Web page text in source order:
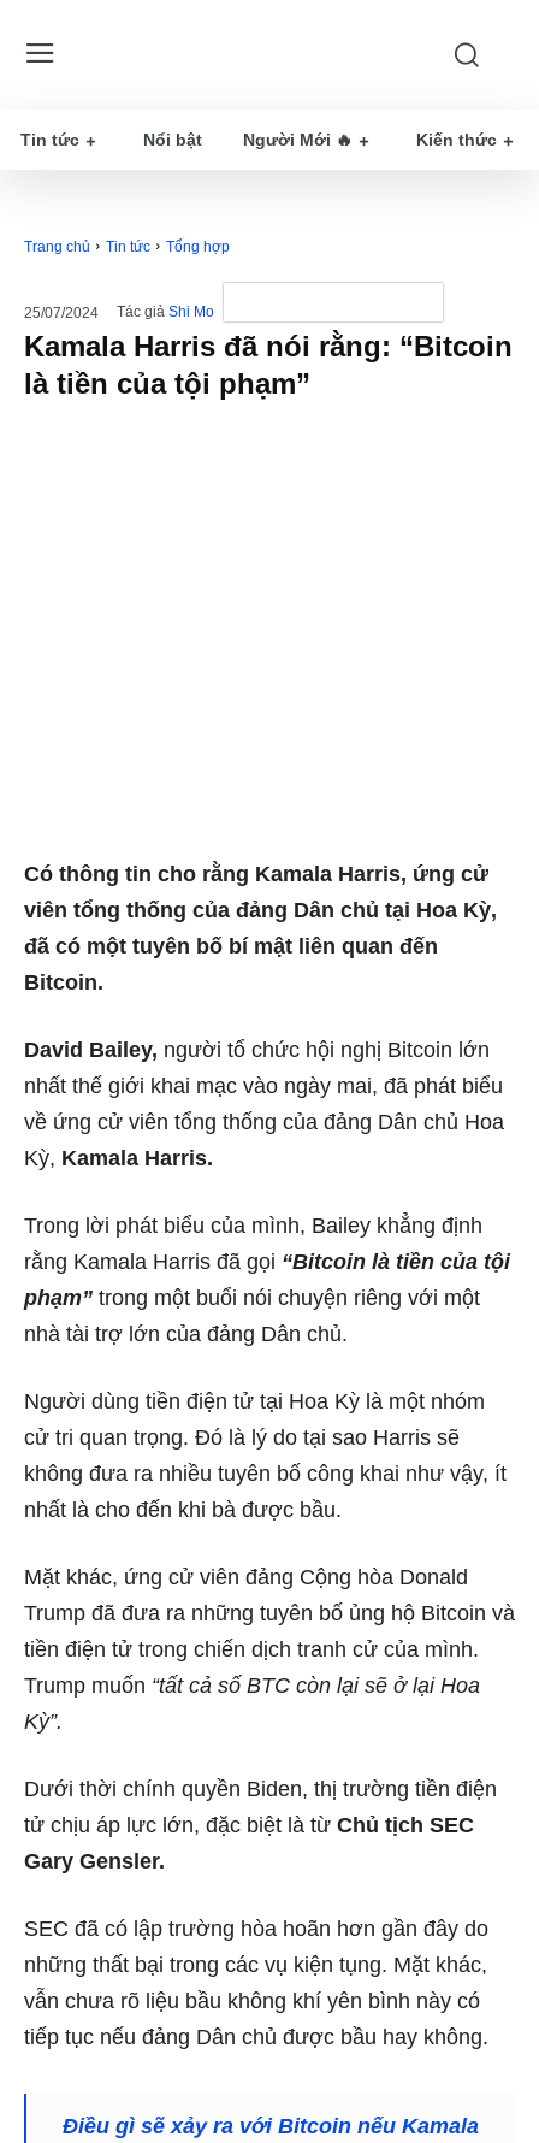
Tin tức Nổi bật Người Mới 🔥 Kiến thức
Trang chủ Tin tức Tổng hợp
25/07/2024 Tác giả Shi Mo
Kamala Harris đã nói rằng: “Bitcoin
là tiền của tội phạm”
Có thông tin cho rằng Kamala Harris, ứng cử
viên tổng thống của đảng Dân chủ tại Hoa Kỳ,
đã có một tuyên bố bí mật liên quan đến
Bitcoin.
David Bailey, người tổ chức hội nghị Bitcoin lớn
nhất thế giới khai mạc vào ngày mai, đã phát biểu
về ứng cử viên tổng thống của đảng Dân chủ Hoa
Kỳ, Kamala Harris.
Trong lời phát biểu của mình, Bailey khẳng định
rằng Kamala Harris đã gọi “Bitcoin là tiền của tội
phạm” trong một buổi nói chuyện riêng với một
nhà tài trợ lớn của đảng Dân chủ.
Người dùng tiền điện tử tại Hoa Kỳ là một nhóm
cử tri quan trọng. Đó là lý do tại sao Harris sẽ
không đưa ra nhiều tuyên bố công khai như vậy, ít
nhất là cho đến khi bà được bầu.
Mặt khác, ứng cử viên đảng Cộng hòa Donald
Trump đã đưa ra những tuyên bố ủng hộ Bitcoin và
tiền điện tử trong chiến dịch tranh cử của mình.
Trump muốn “tất cả số BTC còn lại sẽ ở lại Hoa
Kỳ”.
Dưới thời chính quyền Biden, thị trường tiền điện
tử chịu áp lực lớn, đặc biệt là từ Chủ tịch SEC
Gary Gensler.
SEC đã có lập trường hòa hoãn hơn gần đây do
những thất bại trong các vụ kiện tụng. Mặt khác,
vẫn chưa rõ liệu bầu không khí yên bình này có
tiếp tục nếu đảng Dân chủ được bầu hay không.
Điều gì sẽ xảy ra với Bitcoin nếu Kamala